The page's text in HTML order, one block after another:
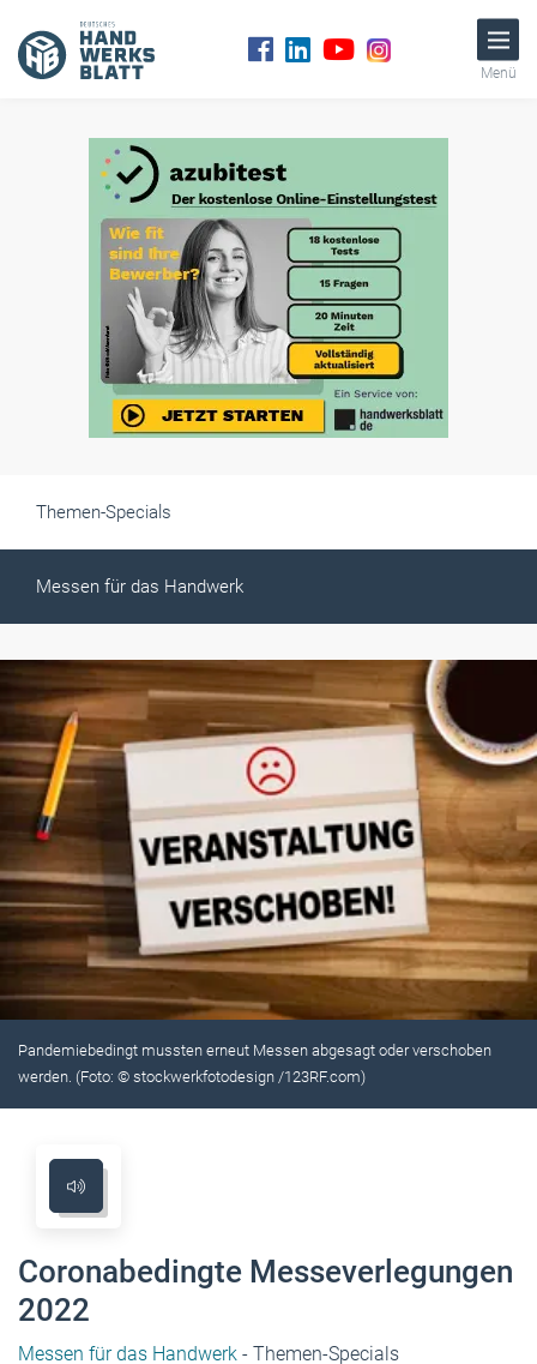
Menü
Themen-Specials
Messen für das Handwerk
Pandemiebedingt mussten erneut Messen abgesagt oder verschoben
werden. (Foto: © stockwerkfotodesign /123RF.com)
Coronabedingte Messeverlegungen
2022
Messen für das Handwerk - Themen-Specials